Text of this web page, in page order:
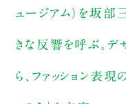
ュージアム）を坂部
きな反響を呼ぶ。デ
ら、ファッション表